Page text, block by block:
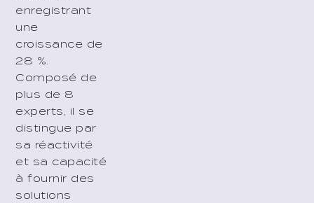
enregistrant
une
croissance de
28 %.
Composé de
plus de 8
experts, il se
distingue par
sa réactivité
et sa capacité
à fournir des
solutions